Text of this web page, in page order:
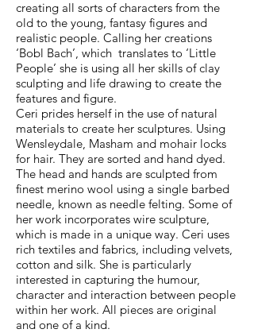
creating all sorts of characters from the
old to the young, fantasy figures and
realistic people. Calling her creations
‘Bobl Bach’, which translates to ‘Little
People’ she is using all her skills of clay
sculpting and life drawing to create the
features and figure.
Ceri prides herself in the use of natural
materials to create her sculptures. Using
Wensleydale, Masham and mohair locks
for hair. They are sorted and hand dyed.
The head and hands are sculpted from
finest merino wool using a single barbed
needle, known as needle felting. Some of
her work incorporates wire sculpture,
which is made in a unique way. Ceri uses
rich textiles and fabrics, including velvets,
cotton and silk. She is particularly
interested in capturing the humour,
character and interaction between people
within her work. All pieces are original
and one of a kind.